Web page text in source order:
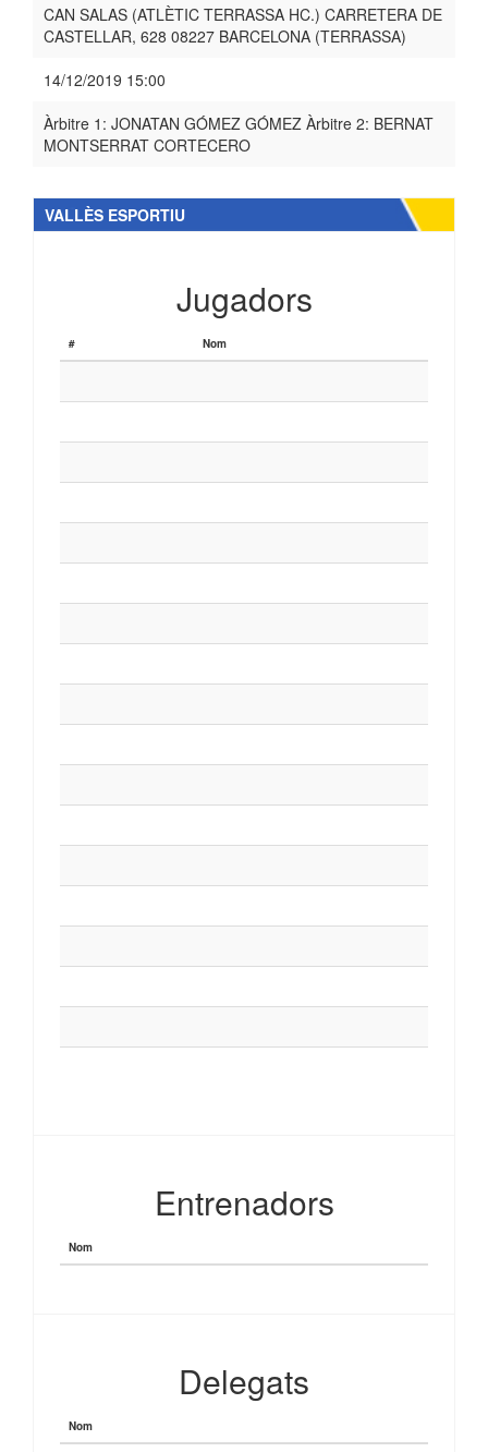
CAN SALAS (ATLÈTIC TERRASSA HC.) CARRETERA DE
CASTELLAR, 628 08227 BARCELONA (TERRASSA)
14/12/2019 15:00
Àrbitre 1: JONATAN GÓMEZ GÓMEZ Àrbitre 2: BERNAT
MONTSERRAT CORTECERO
VALLÈS ESPORTIU
Jugadors
# Nom
Entrenadors
Nom
Delegats
Nom